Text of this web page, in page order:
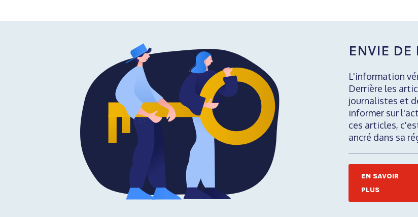
ENVIE DE
L'information
Derrière les
journalistes et
informer sur
ces articles,
ancré dans sa
EN SAVOIR
PLUS